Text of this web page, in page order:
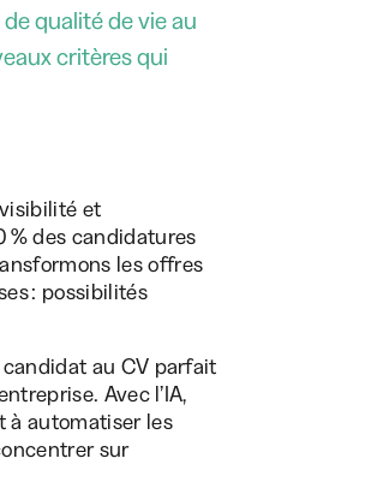
qualité de vie au
critères qui
et
% des candidatures
les offres
: possibilités
au CV parfait
Avec l’IA,
à automatiser les
sur